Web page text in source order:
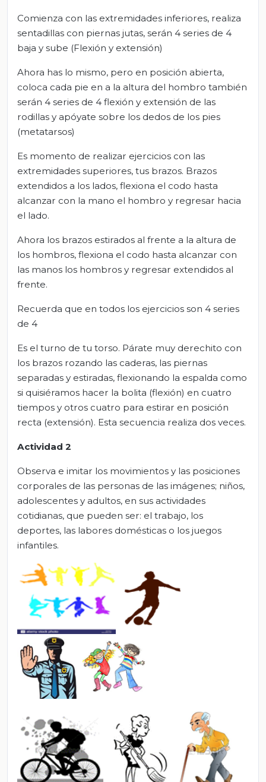
Comienza con las extremidades inferiores, realiza
sentadillas con piernas jutas, serán 4 series de 4
baja y sube (Flexión y extensión)
Ahora has lo mismo, pero en posición abierta,
coloca cada pie en a la altura del hombro también
serán 4 series de 4 flexión y extensión de las
rodillas y apóyate sobre los dedos de los pies
(metatarsos)
Es momento de realizar ejercicios con las
extremidades superiores, tus brazos. Brazos
extendidos a los lados, flexiona el codo hasta
alcanzar con la mano el hombro y regresar hacia
el lado.
Ahora los brazos estirados al frente a la altura de
los hombros, flexiona el codo hasta alcanzar con
las manos los hombros y regresar extendidos al
frente.
Recuerda que en todos los ejercicios son 4 series
de 4
Es el turno de tu torso. Párate muy derechito con
los brazos rozando las caderas, las piernas
separadas y estiradas, flexionando la espalda como
si quisiéramos hacer la bolita (flexión) en cuatro
tiempos y otros cuatro para estirar en posición
recta (extensión). Esta secuencia realiza dos veces.
Actividad 2
Observa e imitar los movimientos y las posiciones
corporales de las personas de las imágenes; niños,
adolescentes y adultos, en sus actividades
cotidianas, que pueden ser: el trabajo, los
deportes, las labores domésticas o los juegos
infantiles.